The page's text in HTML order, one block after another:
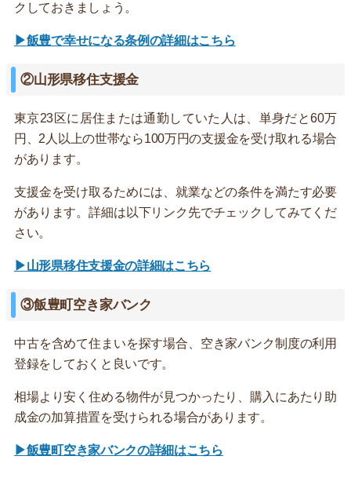
クしておきましょう。
▶飯豊で幸せになる条例の詳細はこちら
②山形県移住支援金
東京23区に居住または通勤していた人は、単身だと60万
円、2人以上の世帯なら100万円の支援金を受け取れる場合
があります。
支援金を受け取るためには、就業などの条件を満たす必要
があります。詳細は以下リンク先でチェックしてみてくだ
さい。
▶山形県移住支援金の詳細はこちら
③飯豊町空き家バンク
中古を含めて住まいを探す場合、空き家バンク制度の利用
登録をしておくと良いです。
相場より安く住める物件が見つかったり、購入にあたり助
成金の加算措置を受けられる場合があります。
▶飯豊町空き家バンクの詳細はこちら